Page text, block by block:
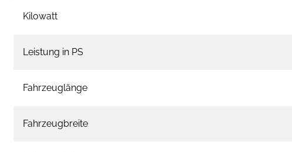
Kilowatt
Leistung in PS
Fahrzeuglänge
Fahrzeugbreite